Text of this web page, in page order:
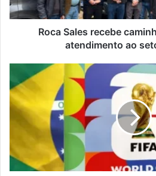
ao
setor
Roca Sales recebe
atendimento ao
da
Copa
terá
atualização
convocação
da
seleção